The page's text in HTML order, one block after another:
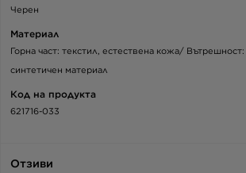
Черен
Материал
Горна част: текстил, естествена кожа/
синтетичен материал
Код на продукта
621716-033
Отзиви